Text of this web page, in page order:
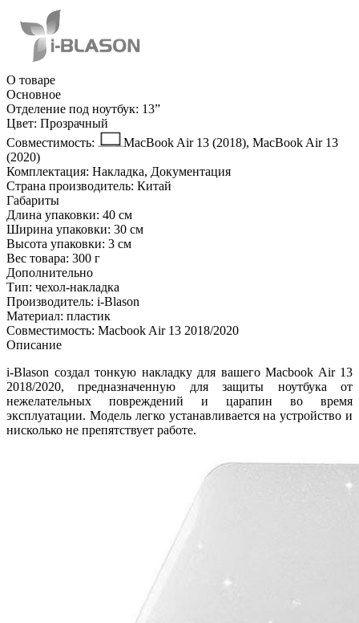
О товаре
Основное
Отделение под ноутбук: 13ˮ
Цвет: Прозрачный
Совместимость:
MacBook Air 13 (2018), MacBook Air 13
(2020)
Комплектация: Накладка, Документация
Страна производитель: Китай
Габариты
Длина упаковки: 40 см
Ширина упаковки: 30 см
Высота упаковки: 3 см
Вес товара: 300 г
Дополнительно
Тип: чехол-накладка
Производитель: i-Blason
Материал: пластик
Совместимость: Macbook Air 13 2018/2020
Описание
i-Blason создал тонкую накладку для вашего Macbook Air 13
2018/2020, предназначенную для защиты ноутбука от
нежелательных повреждений и царапин во время
эксплуатации. Модель легко устанавливается на устройство и
нисколько не препятствует работе.